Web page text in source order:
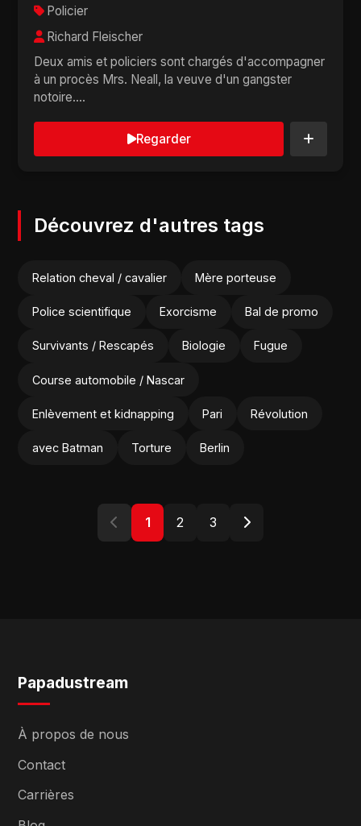
Policier
Richard Fleischer
Deux amis et policiers sont chargés d'accompagner
à un procès Mrs. Neall, la veuve d'un gangster
notoire....
Regarder
Découvrez d'autres tags
Relation cheval / cavalier Mère porteuse
Police scientifique Exorcisme Bal de promo
Survivants / Rescapés Biologie Fugue
Course automobile / Nascar
Enlèvement et kidnapping Pari Révolution
avec Batman Torture Berlin
1 2 3
Papadustream
À propos de nous
Contact
Carrières